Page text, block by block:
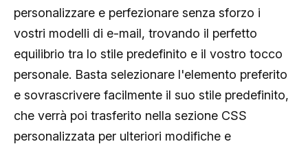
personalizzare e perfezionare senza sforzo i
vostri modelli di e-mail, trovando il perfetto
equilibrio tra lo stile predefinito e il vostro tocco
personale. Basta selezionare l'elemento preferito
e sovrascrivere facilmente il suo stile predefinito,
che verrà poi trasferito nella sezione CSS
personalizzata per ulteriori modifiche e